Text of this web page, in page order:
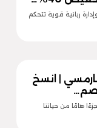
ربانية قوية تتحكم
| انسخ
هامًا من حياتنا